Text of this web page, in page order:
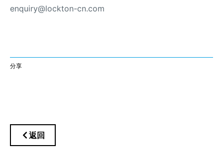
enquiry@lockton-cn.com
分享
返回